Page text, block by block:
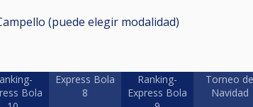
(puede elegir modalidad)
Bola
Express Bola
8
Ranking-
Express Bola
Torneo de
Navidad